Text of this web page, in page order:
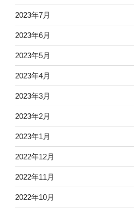
2023年7月
2023年6月
2023年5月
2023年4月
2023年3月
2023年2月
2023年1月
2022年12月
2022年11月
2022年10月